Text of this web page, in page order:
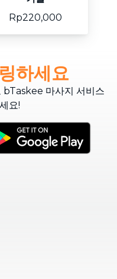
Rp220,000
하세요
bTaskee 마사지 서비스
요!